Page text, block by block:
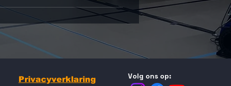
hebben besloten een
Privacyverklaring Volg ons op: